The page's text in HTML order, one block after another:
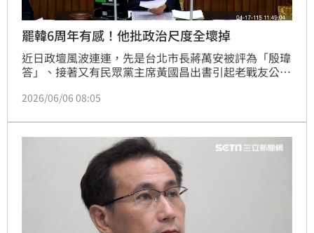
罷韓6周年有感！他批政治尺度全壞掉
近日政壇風波連連，先是台北市長蔣萬安被評為「殷瑋
答」、接著又有民眾黨主席黃國昌出書引起老戰友公憤
嘆，台灣的立法院與整個政黨政治真的是崩壞得太快、
2026/06/06 08:05